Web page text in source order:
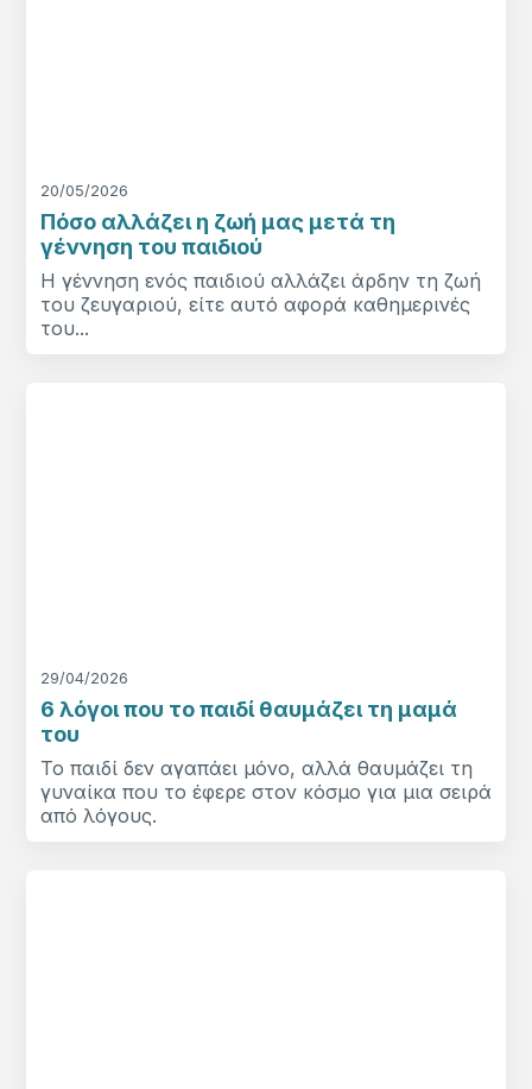
20/05/2026
Πόσο αλλάζει η ζωή μας μετά τη
γέννηση του παιδιού
Η γέννηση ενός παιδιού αλλάζει άρδην τη ζωή
του ζευγαριού, είτε αυτό αφορά καθημερινές
του...
29/04/2026
6 λόγοι που το παιδί θαυμάζει τη μαμά
του
Το παιδί δεν αγαπάει μόνο, αλλά θαυμάζει τη
γυναίκα που το έφερε στον κόσμο για μια σειρά
από λόγους.